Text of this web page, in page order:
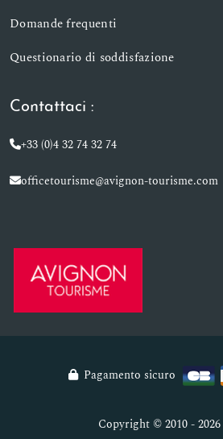
Domande frequenti
Questionario di soddisfazione
Contattaci :
+33 (0)4 32 74 32 74
officetourisme@avignon-tourisme.com
Pagamento sicuro
Copyright © 2010 - 2026